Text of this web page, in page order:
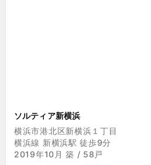
ソルティア新横浜
横浜市港北区新横浜１丁目
横浜線 新横浜駅 徒歩9分
2019年10月 築 / 58戸